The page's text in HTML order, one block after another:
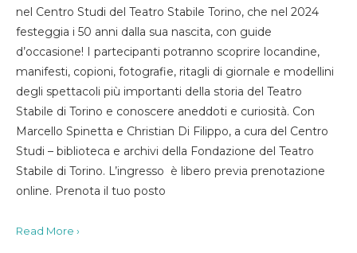
nel Centro Studi del Teatro Stabile Torino, che nel 2024
festeggia i 50 anni dalla sua nascita, con guide
d’occasione! I partecipanti potranno scoprire locandine,
manifesti, copioni, fotografie, ritagli di giornale e modellini
degli spettacoli più importanti della storia del Teatro
Stabile di Torino e conoscere aneddoti e curiosità. Con
Marcello Spinetta e Christian Di Filippo, a cura del Centro
Studi – biblioteca e archivi della Fondazione del Teatro
Stabile di Torino. L’ingresso è libero previa prenotazione
online. Prenota il tuo posto
Read More ›